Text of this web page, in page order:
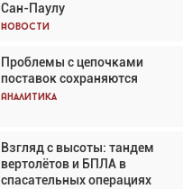
Сан-Паулу
Новости
Проблемы с цепочками
поставок сохраняются
Аналитика
Взгляд с высоты: тандем
вертолётов и БПЛА в
спасательных операциях
за себя... а ИИ всё портит»
Новости
Впервые с 2024 года
глобальный трафик снижается
три недели подряд
Частный самолёт – это актив.
Подходите к покупке
соответствующим образом